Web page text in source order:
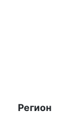
Регион